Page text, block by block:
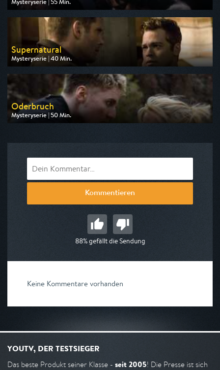
Mysteryserie | 55 Min.
Ausgestrahlt von Pro 7 Maxx
am 10.08.2026, 22:05
Supernatural
Mysteryserie | 40 Min.
Ausgestrahlt von Pro 7 Maxx
am 11.08.2026, 01:50
Oderbruch
Mysteryserie | 50 Min.
Ausgestrahlt von HR
Kommentieren
88% gefällt die Sendung
Keine Kommentare vorhanden
YOUTV, DER TESTSIEGER
Das beste Produkt seiner Klasse - seit 2005! Die Presse ist sich